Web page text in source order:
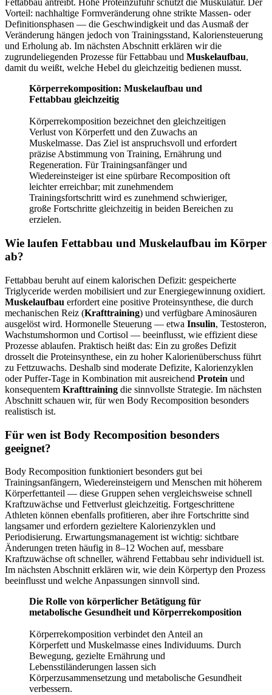
Fettabbau antreibt. Hohe Proteinzufuhr schützt die Muskulatur. Der
Vorteil: nachhaltige Formveränderung ohne strikte Massen‑ oder
Definitionsphasen — die Geschwindigkeit und das Ausmaß der
Veränderung hängen jedoch von Trainingsstand, Kaloriensteuerung
und Erholung ab. Im nächsten Abschnitt erklären wir die
zugrundeliegenden Prozesse für Fettabbau und Muskelaufbau,
damit du weißt, welche Hebel du gleichzeitig bedienen musst.
Körperrekomposition: Muskelaufbau und
Fettabbau gleichzeitig
Körperrekomposition bezeichnet den gleichzeitigen
Verlust von Körperfett und den Zuwachs an
Muskelmasse. Das Ziel ist anspruchsvoll und erfordert
präzise Abstimmung von Training, Ernährung und
Regeneration. Für Trainingsanfänger und
Wiedereinsteiger ist eine spürbare Recomposition oft
leichter erreichbar; mit zunehmendem
Trainingsfortschritt wird es zunehmend schwieriger,
große Fortschritte gleichzeitig in beiden Bereichen zu
erzielen.
Wie laufen Fettabbau und Muskelaufbau im Körper
ab?
Fettabbau beruht auf einem kalorischen Defizit: gespeicherte
Triglyceride werden mobilisiert und zur Energiegewinnung oxidiert.
Muskelaufbau erfordert eine positive Proteinsynthese, die durch
mechanischen Reiz (Krafttraining) und verfügbare Aminosäuren
ausgelöst wird. Hormonelle Steuerung — etwa Insulin, Testosteron,
Wachstumshormon und Cortisol — beeinflusst, wie effizient diese
Prozesse ablaufen. Praktisch heißt das: Ein zu großes Defizit
drosselt die Proteinsynthese, ein zu hoher Kalorienüberschuss führt
zu Fettzuwachs. Deshalb sind moderate Defizite, Kalorienzyklen
oder Puffer‑Tage in Kombination mit ausreichend Protein und
konsequentem Krafttraining die sinnvollste Strategie. Im nächsten
Abschnitt schauen wir, für wen Body Recomposition besonders
realistisch ist.
Für wen ist Body Recomposition besonders
geeignet?
Body Recomposition funktioniert besonders gut bei
Trainingsanfängern, Wiedereinsteigern und Menschen mit höherem
Körperfettanteil — diese Gruppen sehen vergleichsweise schnell
Kraftzuwächse und Fettverlust gleichzeitig. Fortgeschrittene
Athleten können ebenfalls profitieren, aber ihre Fortschritte sind
langsamer und erfordern gezieltere Kalorienzyklen und
Periodisierung. Erwartungsmanagement ist wichtig: sichtbare
Änderungen treten häufig in 8–12 Wochen auf, messbare
Kraftzuwächse oft schneller, während Fettabbau sehr individuell ist.
Im nächsten Abschnitt erklären wir, wie dein Körpertyp den Prozess
beeinflusst und welche Anpassungen sinnvoll sind.
Die Rolle von körperlicher Betätigung für
metabolische Gesundheit und Körperrekomposition
Körperrekomposition verbindet den Anteil an
Körperfett und Muskelmasse eines Individuums. Durch
Bewegung, gezielte Ernährung und
Lebensstiländerungen lassen sich
Körperzusammensetzung und metabolische Gesundheit
verbessern.